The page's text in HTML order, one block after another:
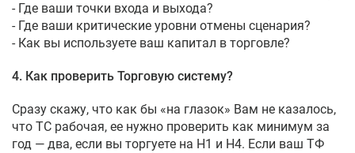
- Где ваши точки входа и выхода?
- Где ваши критические уровни отмены сценария?
- Как вы используете ваш капитал в торговле?
4. Как проверить Торговую систему?
Сразу скажу, что как бы «на глазок» Вам не казалось,
что ТС рабочая, ее нужно проверить как минимум за
год — два, если вы торгуете на Н1 и Н4. Если ваш ТФ